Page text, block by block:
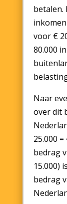
betalen.
voor €
80.000
Naar
over dit
25.000
bedrag
15.000)
bedrag